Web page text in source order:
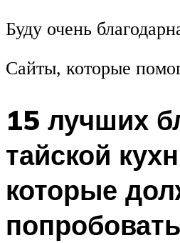
Буду очень
Сайты, которые
15 лучших
тайской
которые